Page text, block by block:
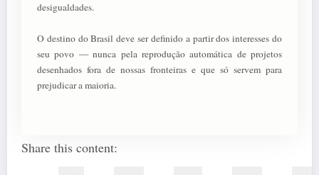
desigualdades.
O destino do Brasil deve ser definido a partir dos interesses do
seu povo — nunca pela reprodução automática de projetos
desenhados fora de nossas fronteiras e que só servem para
prejudicar a maioria.
Share this content: